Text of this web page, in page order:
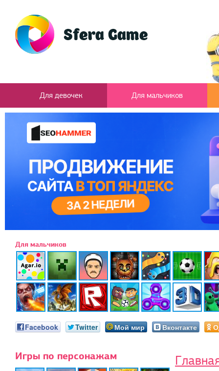
Для девочек Для мальчиков
Для мальчиков
Facebook Twitter Мой мир Вконтакте
Игры по персонажам